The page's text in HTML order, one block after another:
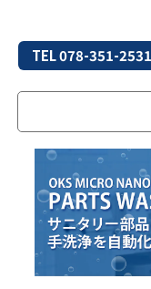
TEL 078-351-2531